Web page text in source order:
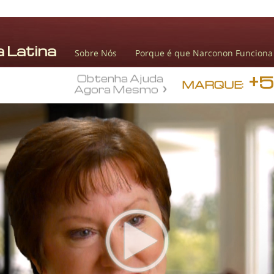
Sobre Nós Porque é que Narconon Funciona
MARQUE:
Obtenha Ajuda
Agora Mesmo